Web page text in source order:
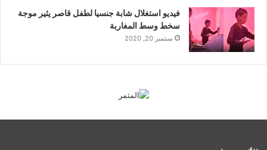
فيديو استغلال شابة جنسيا لطفل قاصر يثير موجة
سخط وسط المغاربة
سبتمبر 20, 2020